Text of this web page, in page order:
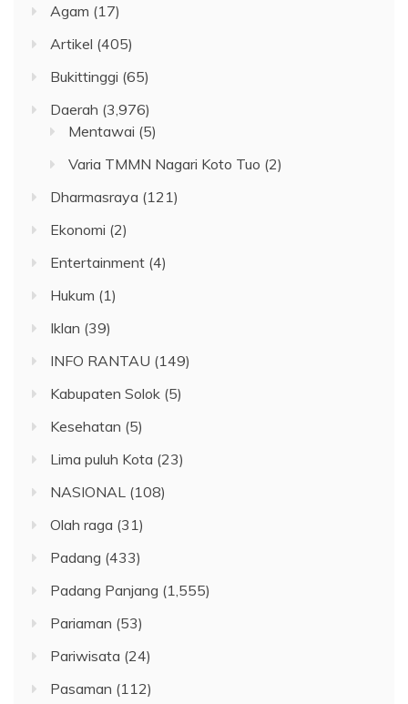
Agam (17)
Artikel (405)
Bukittinggi (65)
Daerah (3,976)
Mentawai (5)
Varia TMMN Nagari Koto Tuo (2)
Dharmasraya (121)
Ekonomi (2)
Entertainment (4)
Hukum (1)
Iklan (39)
INFO RANTAU (149)
Kabupaten Solok (5)
Kesehatan (5)
Lima puluh Kota (23)
NASIONAL (108)
Olah raga (31)
Padang (433)
Padang Panjang (1,555)
Pariaman (53)
Pariwisata (24)
Pasaman (112)